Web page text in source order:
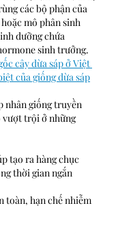
các bộ phận của
mô phân sinh
dưỡng chứa
sinh trưởng.
cây dừa sáp ở Việt
của giống dừa sáp
nhân giống truyền
vượt trội ở những
tạo ra hàng chục
thời gian ngắn
toàn, hạn chế nhiễm